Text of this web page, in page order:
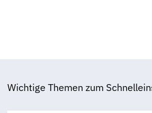
Wichtige Themen zum